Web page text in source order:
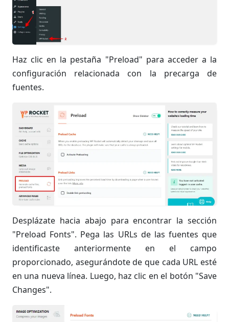
Haz clic en la pestaña "Preload" para acceder a la
configuración relacionada con la precarga de
fuentes.
Desplázate hacia abajo para encontrar la sección
"Preload Fonts". Pega las URLs de las fuentes que
identificaste anteriormente en el campo
proporcionado, asegurándote de que cada URL esté
en una nueva línea. Luego, haz clic en el botón "Save
Changes".